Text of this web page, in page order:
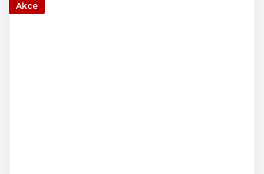
Akce